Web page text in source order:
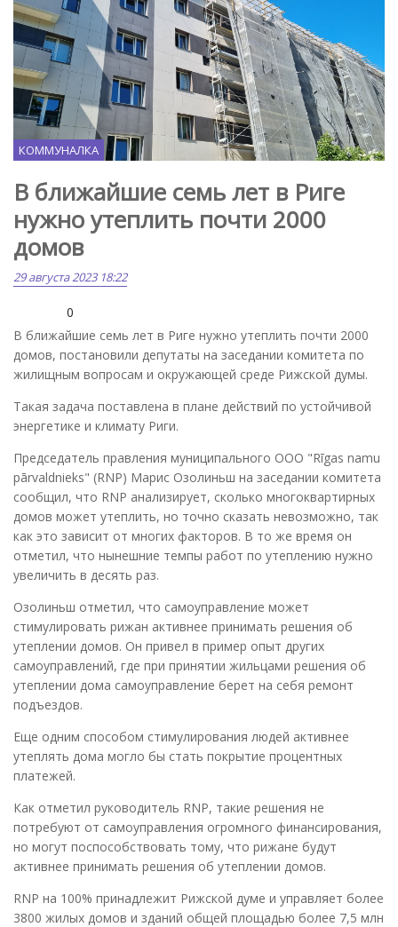
КОММУНАЛКА
В ближайшие семь лет в Риге
нужно утеплить почти 2000
домов
29 августа 2023 18:22
0
В ближайшие семь лет в Риге нужно утеплить почти 2000
домов, постановили депутаты на заседании комитета по
жилищным вопросам и окружающей среде Рижской думы.
Такая задача поставлена в плане действий по устойчивой
энергетике и климату Риги.
Председатель правления муниципального ООО "Rīgas namu
pārvaldnieks" (RNP) Марис Озолиньш на заседании комитета
сообщил, что RNP анализирует, сколько многоквартирных
домов может утеплить, но точно сказать невозможно, так
как это зависит от многих факторов. В то же время он
отметил, что нынешние темпы работ по утеплению нужно
увеличить в десять раз.
Озолиньш отметил, что самоуправление может
стимулировать рижан активнее принимать решения об
утеплении домов. Он привел в пример опыт других
самоуправлений, где при принятии жильцами решения об
утеплении дома самоуправление берет на себя ремонт
подъездов.
Еще одним способом стимулирования людей активнее
утеплять дома могло бы стать покрытие процентных
платежей.
Как отметил руководитель RNP, такие решения не
потребуют от самоуправления огромного финансирования,
но могут поспособствовать тому, что рижане будут
активнее принимать решения об утеплении домов.
RNP на 100% принадлежит Рижской думе и управляет более
3800 жилых домов и зданий общей площадью более 7,5 млн